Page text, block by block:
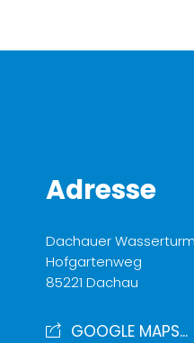
Adresse
Dachauer Wasserturm
Hofgartenweg
85221 Dachau
GOOGLE MAPS...